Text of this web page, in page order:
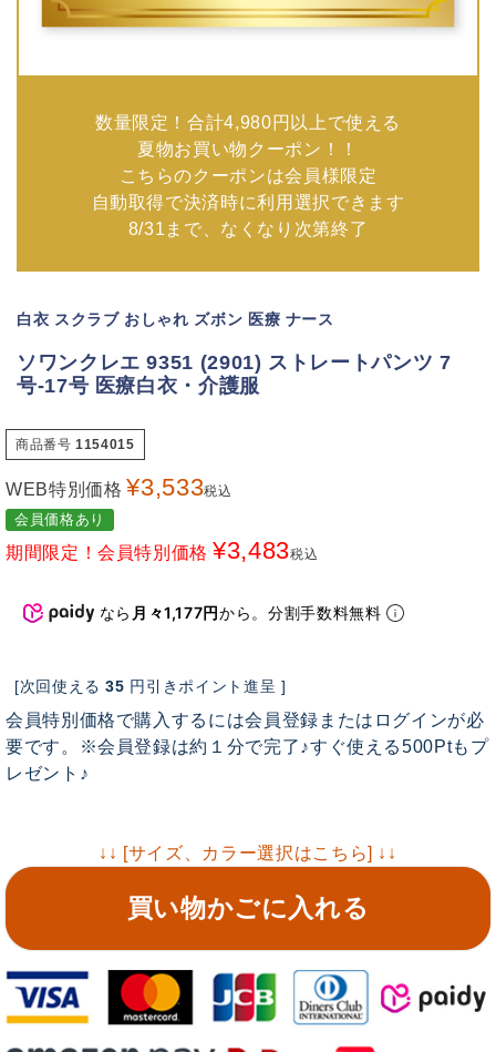
数量限定！合計4,980円以上で使える
夏物お買い物クーポン！！
こちらのクーポンは会員様限定
自動取得で決済時に利用選択できます
8/31まで、なくなり次第終了
白衣 スクラブ おしゃれ ズボン 医療 ナース
ソワンクレエ 9351 (2901) ストレートパンツ 7
号-17号 医療白衣・介護服
商品番号 1154015
WEB特別価格 ¥3,533税込
会員価格あり
期間限定！会員特別価格 ¥3,483税込
なら 月々1,177円から。分割手数料無料
[次回使える 35 円引きポイント進呈 ]
会員特別価格で購入するには会員登録またはログインが必
要です。※会員登録は約１分で完了♪すぐ使える500Ptもプ
レゼント♪
↓↓ [サイズ、カラー選択はこちら] ↓↓
買い物かごに入れる